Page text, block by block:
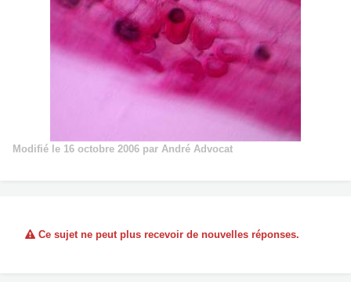
Modifié le 16 octobre 2006 par André Advocat
Ce sujet ne peut plus recevoir de nouvelles réponses.